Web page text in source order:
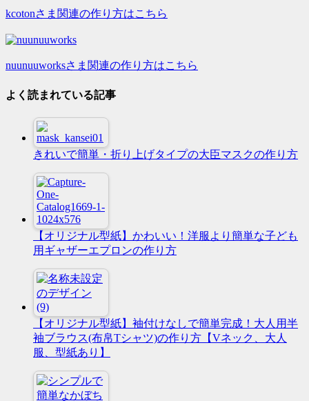
kcotonさま関連の作り方はこちら
nuunuuworksさま関連の作り方はこちら
よく読まれている記事
きれいで簡単・折り上げタイプの大臣マスクの作り方
【オリジナル型紙】かわいい！洋服より簡単な子ども
用ギャザーエプロンの作り方
【オリジナル型紙】袖付けなしで簡単完成！大人用半
袖ブラウス(布帛Tシャツ)の作り方【Vネック、大人
服、型紙あり】